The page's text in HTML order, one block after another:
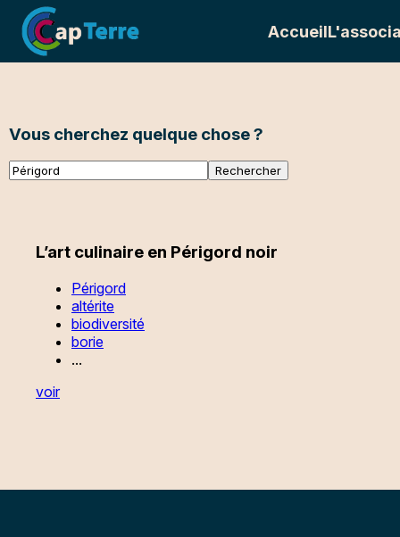
Accueil
Vous cherchez quelque chose ?
L’art culinaire en Périgord noir
Périgord
altérite
biodiversité
borie
...
voir